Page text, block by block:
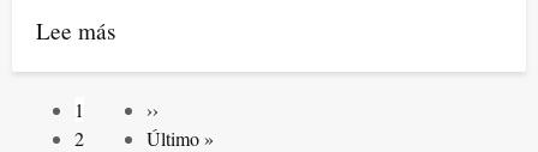
Lee más
machista
PaginaciónPágina
actual
1
Artículos
2
Siguiente
página
››
Última
Último »